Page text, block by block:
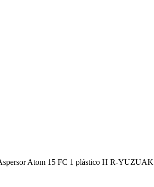
Atom 15 FC 1 plástico H R-YUZUAK